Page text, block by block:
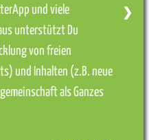
und viele
unterstützt Du
von freien
und Inhalten (z.B. neue
als Ganzes
❯